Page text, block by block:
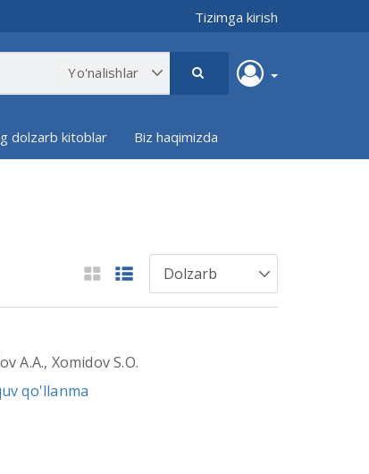
Tizimga kirish
dolzarb kitoblar Biz haqimizda
A.A., Xomidov S.O.
qo'llanma